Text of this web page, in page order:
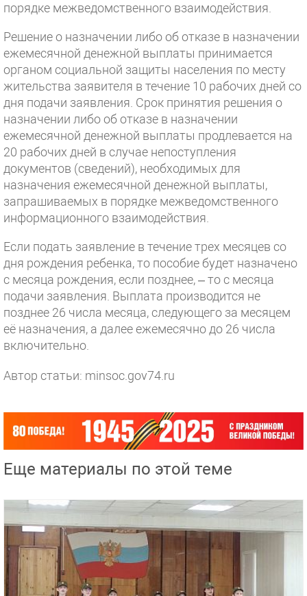
порядке межведомственного взаимодействия.
Решение о назначении либо об отказе в назначении
ежемесячной денежной выплаты принимается
органом социальной защиты населения по месту
жительства заявителя в течение 10 рабочих дней со
дня подачи заявления. Срок принятия решения о
назначении либо об отказе в назначении
ежемесячной денежной выплаты продлевается на
20 рабочих дней в случае непоступления
документов (сведений), необходимых для
назначения ежемесячной денежной выплаты,
запрашиваемых в порядке межведомственного
информационного взаимодействия.
Если подать заявление в течение трех месяцев со
дня рождения ребенка, то пособие будет назначено
с месяца рождения, если позднее, – то с месяца
подачи заявления. Выплата производится не
позднее 26 числа месяца, следующего за месяцем
её назначения, а далее ежемесячно до 26 числа
включительно.
Автор статьи: minsoc.gov74.ru
Еще материалы по этой теме